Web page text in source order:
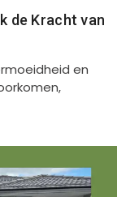
de Kracht van
en